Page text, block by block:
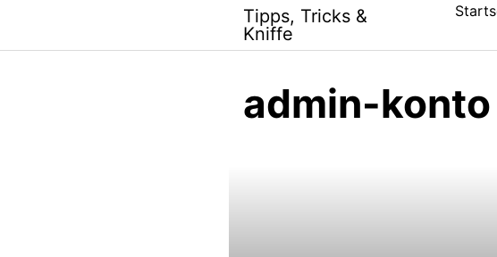
content
Tipps, Tricks &
Kniffe
admin-konto